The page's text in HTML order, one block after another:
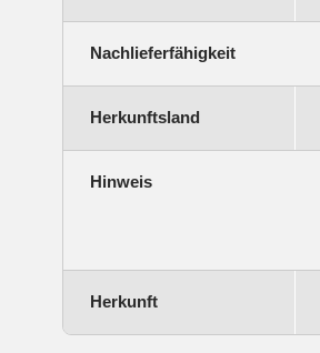
Nachlieferfähigkeit
Herkunftsland
Hinweis
Herkunft